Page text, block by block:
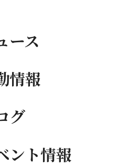
ース
情報
グ
ント情報